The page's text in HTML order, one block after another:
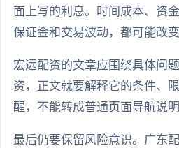
面上写的利息。时间成本、资
保证金和交易波动，都可能改变
宏远配资的文章应围绕具体问
资，正文就要解释它的条件、
醒，不能转成普通页面导航说明
最后仍要保留风险意识。广东